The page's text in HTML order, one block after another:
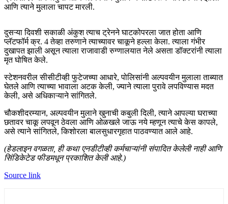
आणि त्याने मुलाला चापट मारली.
दुसऱ्या दिवशी सकाळी अंकुश त्याच ट्रेनने घाटकोपरला जात होता आणि
प्लॅटफॉर्म क्र. 4 तेव्हा तरुणाने त्याच्यावर चाकूने हल्ला केला. त्याला गंभीर
दुखापत झाली असून त्याला राजावाडी रुग्णालयात नेले असता डॉक्टरांनी त्याला
मृत घोषित केले.
स्टेशनवरील सीसीटीव्ही फुटेजच्या आधारे, पोलिसांनी अल्पवयीन मुलाला ताब्यात
घेतले आणि त्याच्या भावाला अटक केली, ज्याने त्याला पुरावे लपविण्यास मदत
केली, असे अधिकाऱ्याने सांगितले.
चौकशीदरम्यान, अल्पवयीन मुलाने खुनाची कबुली दिली, त्याने आपल्या घराच्या
छतावर चाकू लपवून ठेवला आणि ओळखले जाऊ नये म्हणून त्याचे केस कापले,
असे त्याने सांगितले, किशोरला बालसुधारगृहात पाठवण्यात आले आहे.
(हेडलाइन वगळता, ही कथा एनडीटीव्ही कर्मचाऱ्यांनी संपादित केलेली नाही आणि
सिंडिकेटेड फीडमधून प्रकाशित केली आहे.)
Source link